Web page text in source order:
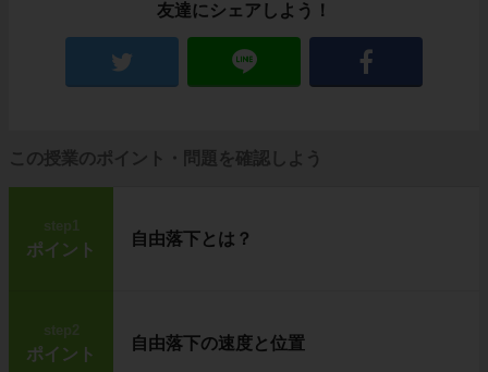
友達にシェアしよう！
この授業のポイント・問題を確認しよう
step1
ポイント
自由落下とは？
step2
ポイント
自由落下の速度と位置